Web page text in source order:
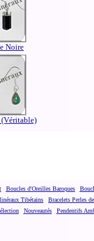
Noire
Boucles d'Oreilles Baroques
Tibétains
Bracelets Perles
Nouveautés Pendentifs